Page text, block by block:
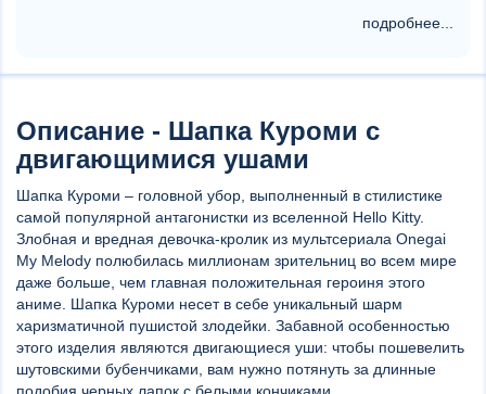
подробнее...
Описание - Шапка Куроми с
двигающимися ушами
Шапка Куроми – головной убор, выполненный в стилистике
самой популярной антагонистки из вселенной Hello Kitty.
Злобная и вредная девочка-кролик из мультсериала Onegai
My Melody полюбилась миллионам зрительниц во всем мире
даже больше, чем главная положительная героиня этого
аниме. Шапка Куроми несет в себе уникальный шарм
харизматичной пушистой злодейки. Забавной особенностью
этого изделия являются двигающиеся уши: чтобы пошевелить
шутовскими бубенчиками, вам нужно потянуть за длинные